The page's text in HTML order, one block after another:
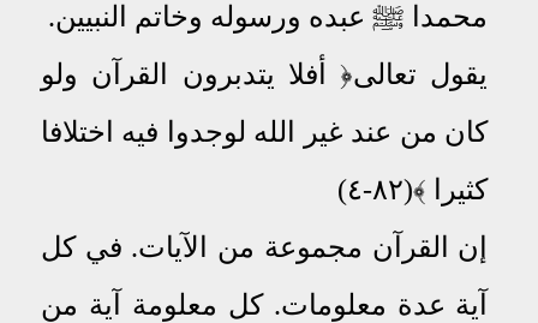
محمدا ﷺ عبده ورسوله وخاتم النبيين.
يقول تعالى﴿ أفلا يتدبرون القرآن ولو
كان من عند غير الله لوجدوا فيه اختلافا
كثيرا ﴾(٨٢-٤)
إن القرآن مجموعة من الآيات. في كل
آية عدة معلومات. كل معلومة آية من